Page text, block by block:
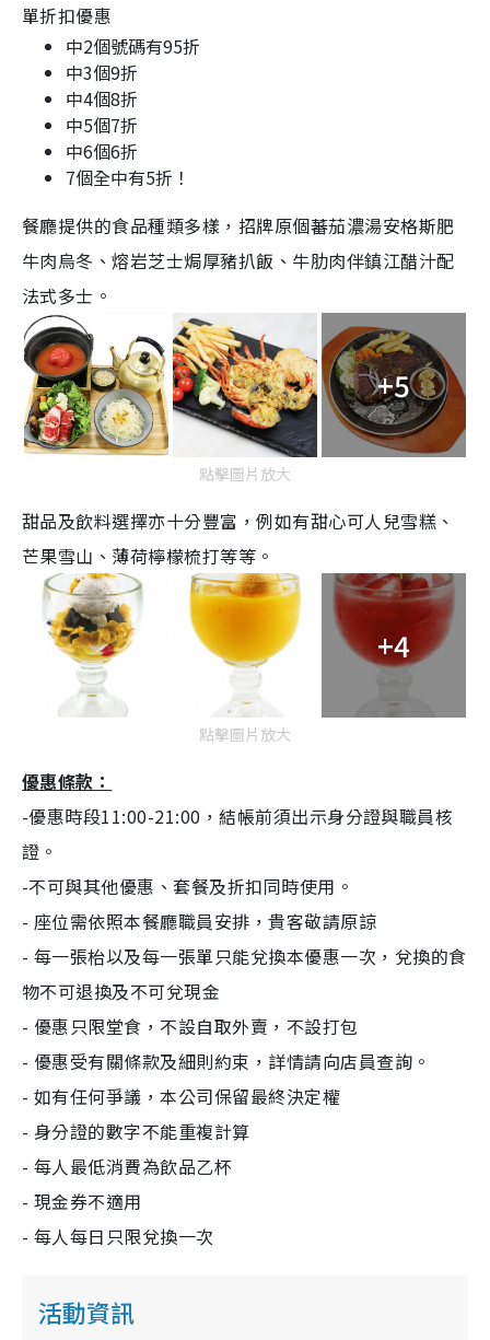
單折扣優惠
中2個號碼有95折
中3個9折
中4個8折
中5個7折
中6個6折
7個全中有5折！
餐廳提供的食品種類多樣， 招牌原個蕃茄濃湯安格斯肥
牛肉烏冬、熔岩芝士焗厚豬扒飯、 牛肋肉伴鎮江醋汁配
法式多士。
+5
點擊圖片放大
甜品及飲料選擇亦十分豐富，例如有甜心可人兒雪糕、
芒果雪山、薄荷檸檬梳打等等。
+4
點擊圖片放大
優惠條款：
-優惠時段11:00-21:00，結帳前須出示身分證與職員核
證。
-不可與其他優惠、套餐及折扣同時使用。
- 座位需依照本餐廳職員安排，貴客敬請原諒
- 每一張枱以及每一張單只能兌換本優惠一次，兌換的食
物不可退換及不可兌現金
- 優惠只限堂食，不設自取外賣，不設打包
- 優惠受有關條款及細則約束，詳情請向店員查詢。
- 如有任何爭議，本公司保留最終決定權
- 身分證的數字不能重複計算
- 每人最低消費為飲品乙杯
- 現金券不適用
- 每人每日只限兌換一次
活動資訊